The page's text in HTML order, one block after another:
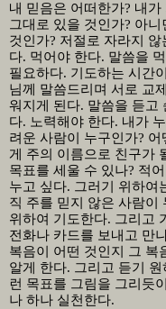
내 믿음은 어떠한가? 내가
그대로 있을 것인가? 아니
것인가? 저절로 자라지 않
다. 먹어야 한다. 말씀을
필요하다. 기도하는 시간
님께 말씀드리며 서로 교
워지게 된다. 말씀을 듣고
다. 노력해야 한다. 내가
려운 사람이 누구인가? 어
게 주의 이름으로 친구가
목표를 세울 수 있나? 적
누고 싶다. 그러기 위하여
직 주를 믿지 않은 사람이
위하여 기도한다. 그리고
전화나 카드를 보내고 만
복음이 어떤 것인지 그 복
알게 한다. 그리고 듣기
런 목표를 그림을 그리듯
나 하나 실천한다.